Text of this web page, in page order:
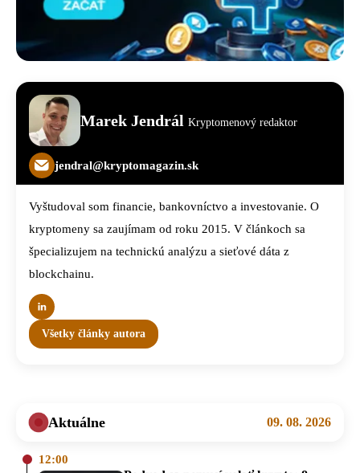
Marek Jendrál Kryptomenový redaktor
jendral@kryptomagazin.sk
Vyštudoval som financie, bankovníctvo a investovanie. O
kryptomeny sa zaujímam od roku 2015. V článkoch sa
špecializujem na technickú analýzu a sieťové dáta z
blockchainu.
Všetky články autora
Aktuálne 09. 08. 2026
12:00